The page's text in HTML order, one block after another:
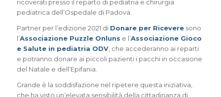
ricoverati presso il reparto di pediatria e chirurgia
pediatrica dell’Ospedale di Padova.
Partner per l’edizione 2021 di Donare per Riceveresono
l’Associazione Puzzle Onluns e l’Associazione Gioco
e Salute in pediatria ODV, che accederanno ai reparti
e potranno donare ai piccoli pazienti i pacchi in occasione
del Natale e dell’Epifania.
Grande è la soddisfazione nel ripetere questa iniziativa,
che ha visto un’elevata sensibilità della cittadinanza di